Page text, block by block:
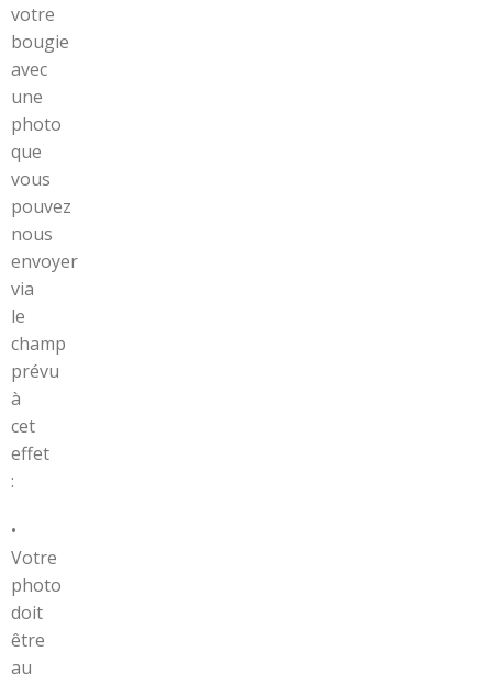
votre
bougie
avec
une
photo
que
vous
pouvez
nous
envoyer
via
le
champ
prévu
à
cet
effet
:
•
Votre
photo
doit
être
au